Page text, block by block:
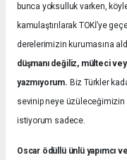
bunca yoksulluk varken,
kamulaştırılarak TOKİ’ye
derelerimizin kurumasına
düşmanı değiliz, mülteci
yazmıyorum. Biz Türkler
sevinip neye üzüleceğimizin
istiyorum sadece.
Oscar ödüllü ünlü yapımcı